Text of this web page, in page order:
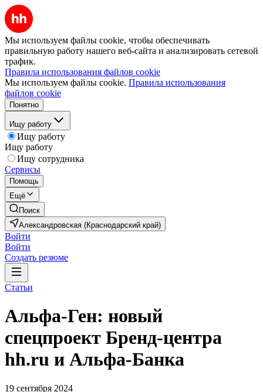
Мы используем файлы cookie, чтобы обеспечивать
правильную работу нашего веб-сайта и анализировать сетевой
трафик.
Правила использования файлов cookie
Мы используем файлы cookie. Правила использования
файлов cookie
Понятно
Ищу работу
Ищу работу
Ищу работу
Ищу сотрудника
Сервисы
Помощь
Ещё
Поиск
Александровская (Краснодарский край)
Войти
Войти
Создать резюме
Статьи
Альфа-Ген: новый
спецпроект Бренд-центра
hh.ru и Альфа-Банка
19 сентября 2024